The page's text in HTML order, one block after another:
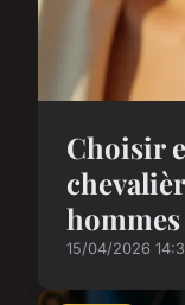
Choisir
15/04/2026